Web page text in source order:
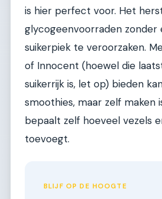
is hier perfect voor. Het
glycogeenvoorraden zonder
suikerpiek te veroorzaken.
of Innocent (hoewel die
suikerrijk is, let op) bieden
smoothies, maar zelf maken
bepaalt zelf hoeveel vezels
toevoegt.
BLIJF OP DE HOOGTE